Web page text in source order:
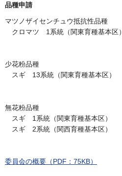
品種申請
マツノザイセンチュウ抵抗性品種
クロマツ 1系統（関東育種基本区）
少花粉品種
スギ 13系統（関東育種基本区）
無花粉品種
スギ 1系統（関東育種基本区）
スギ 2系統（関西育種基本区）
委員会の概要（PDF：75KB）